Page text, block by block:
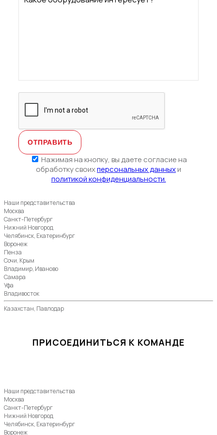
Нажимая на кнопку, вы даете согласие на
обработку своихперсональных данныхи
политикой конфиденциальности.
Наши представительства
Москва
Санкт-Петербург
Нижний Новгород
Челябинск, Екатеринбург
Воронеж
Пенза
Сочи, Крым
Владимир, Иваново
Самара
Уфа
Владивосток
Казахстан, Павлодар
ПРИСОЕДИНИТЬСЯ К КОМАНДЕ
Наши представительства
Москва
Санкт-Петербург
Нижний Новгород
Челябинск, Екатеринбург
Воронеж